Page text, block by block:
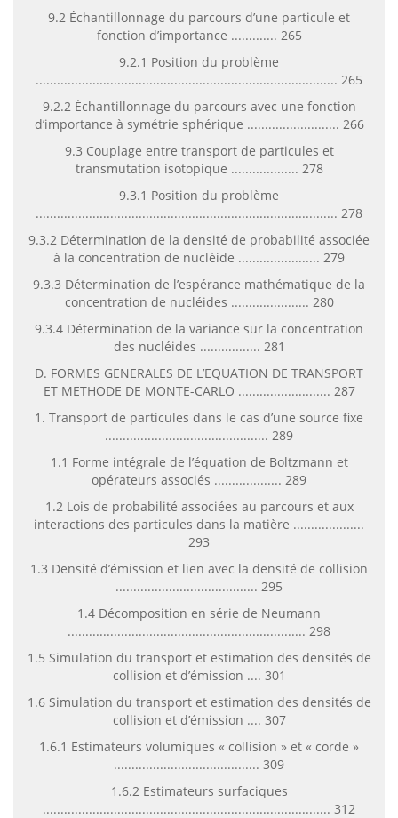
9.2 Échantillonnage du parcours d’une particule et
fonction d’importance ............. 265
9.2.1 Position du problème
..................................................................................... 265
9.2.2 Échantillonnage du parcours avec une fonction
d’importance à symétrie sphérique .......................... 266
9.3 Couplage entre transport de particules et
transmutation isotopique ................... 278
9.3.1 Position du problème
..................................................................................... 278
9.3.2 Détermination de la densité de probabilité associée
à la concentration de nucléide ....................... 279
9.3.3 Détermination de l’espérance mathématique de la
concentration de nucléides ...................... 280
9.3.4 Détermination de la variance sur la concentration
des nucléides ................. 281
D. FORMES GENERALES DE L’EQUATION DE TRANSPORT
ET METHODE DE MONTE-CARLO .......................... 287
1. Transport de particules dans le cas d’une source fixe
.............................................. 289
1.1 Forme intégrale de l’équation de Boltzmann et
opérateurs associés ................... 289
1.2 Lois de probabilité associées au parcours et aux
interactions des particules dans la matière ....................
293
1.3 Densité d’émission et lien avec la densité de collision
........................................ 295
1.4 Décomposition en série de Neumann
................................................................... 298
1.5 Simulation du transport et estimation des densités de
collision et d’émission .... 301
1.6 Simulation du transport et estimation des densités de
collision et d’émission .... 307
1.6.1 Estimateurs volumiques « collision » et « corde »
......................................... 309
1.6.2 Estimateurs surfaciques
................................................................................. 312